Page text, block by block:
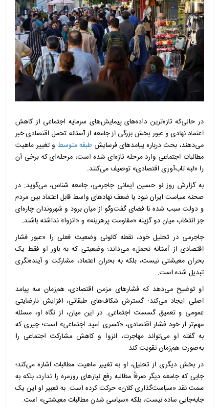
در حالی‌که تازه‌ترین داده‌های پیمایش‌های سرمایه اجتماعی از کاهش
اعتماد نهادی و عبور بخش بزرگی از جامعه از آستانه تحمل اقتصادی خبر
می‌دهند، بحث درباره پیامد‌های فرسایش طبقه متوسط و تغییر ماهیت
مطالبات اجتماعی وارد مرحله تازه‌ای شده است؛ مرحله‌ای که برخی آن
را «لبه تاب‌آوری اقتصادی» توصیف می‌کنند.
به گزارش روز نو حسین ایمانی جاجرمی، جامعه شناس، می‌گوید: در
صحنه سیاست ایران نبود یا ضعف نهاد‌های واسط قابل اعتماد بین مردم
و دولت سبب شده تا فضای گفت‌و‌گو از میان برود و شهروندان چاره‌ای
جز انتخاب میان دو گزینه «مقاومت پرهزینه» و «انزوا» نداشته باشند.
جاجرمی در تحلیل خود، نقطه کانونی وضعیت فعلی را «عبور فشار
اقتصادی از آستانه تحمل» می‌داند؛ وضعیتی که به باور او فقط یک
بحران معیشتی نیست، بلکه به بحران اعتماد، مشارکت و آینده‌نگری
تبدیل شده است.
او توضیح می‌دهد که فشار‌های مزمن اقتصادی، هم‌زمان سه پیامد
اصلی ایجاد می‌کند: گسترش شکاف‌های طبقاتی، افزایش نارضایتی
عمومی و تعمیق گسست اجتماعی. در این میان، از نگاه او، مسئله
مهم‌تر از خود فشار اقتصادی، «کسری امید اجتماعی» است؛ چیزی که
به گفته او می‌تواند مهاجرت، انزوا و کاهش مشارکت اجتماعی را
به‌صورت هم‌زمان تقویت کند.
در بخش دیگری از تحلیل، او به تغییر ماهیت مطالبات اشاره می‌کند؛
جایی که جامعه دیگر صرفاً مطالبه رفع نیاز‌های روزمره را ندارد، بلکه به
سمت نقد «سیاست‌گذاری کلان» حرکت کرده است. به تعبیر او این یک
جابه‌جایی ساده نیست، بلکه «سیاسی شدن مطالبات معیشتی» است.